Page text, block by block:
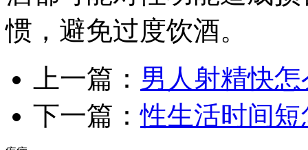
惯，避免过度饮酒。
上一篇： 男人射精快
下一篇：性生活时间